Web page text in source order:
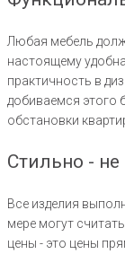
Любая мебель
настоящему
практичность в
добиваемся этого
обстановки
Стильно - не
Все изделия
мере могут
цены - это цены